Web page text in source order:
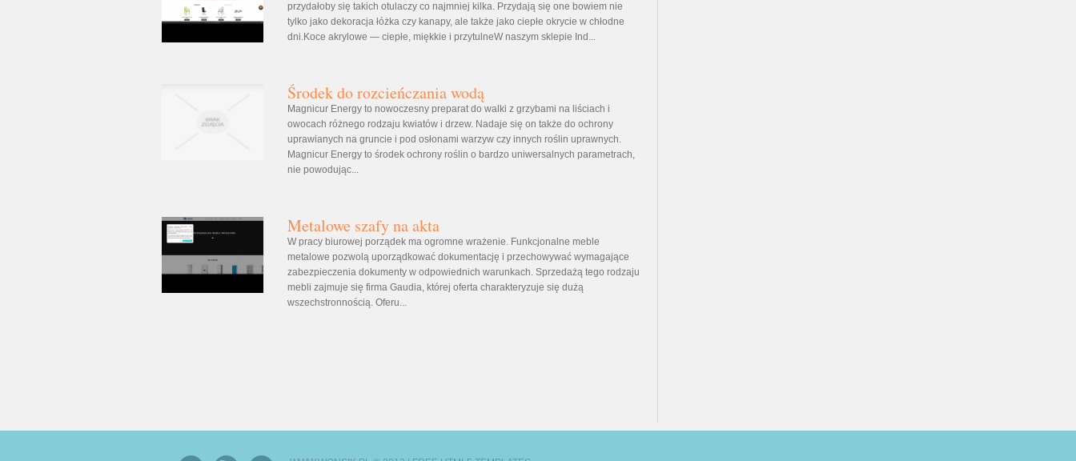
przydałoby się takich otulaczy co najmniej kilka. Przydają się one bowiem nie
tylko jako dekoracja łóżka czy kanapy, ale także jako ciepłe okrycie w chłodne
dni.Koce akrylowe — ciepłe, miękkie i przytulneW naszym sklepie Ind...
Środek do rozcieńczania wodą
Magnicur Energy to nowoczesny preparat do walki z grzybami na liściach i
owocach różnego rodzaju kwiatów i drzew. Nadaje się on także do ochrony
uprawianych na gruncie i pod osłonami warzyw czy innych roślin uprawnych.
Magnicur Energy to środek ochrony roślin o bardzo uniwersalnych parametrach,
nie powodując...
Metalowe szafy na akta
W pracy biurowej porządek ma ogromne wrażenie. Funkcjonalne meble
metalowe pozwolą uporządkować dokumentację i przechowywać wymagające
zabezpieczenia dokumenty w odpowiednich warunkach. Sprzedażą tego rodzaju
mebli zajmuje się firma Gaudia, której oferta charakteryzuje się dużą
wszechstronnością. Oferu...